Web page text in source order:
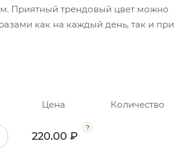
Приятный трендовый цвет можно
как на каждый день, так и при
Цена Количество
220.00 ₽